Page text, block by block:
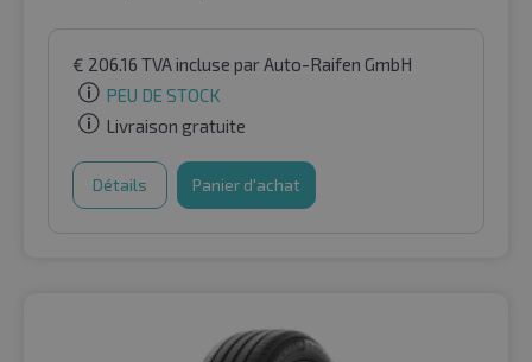
€ 206.16 TVA incluse par Auto-Raifen GmbH
PEU DE STOCK
Livraison gratuite
Détails Panier d'achat